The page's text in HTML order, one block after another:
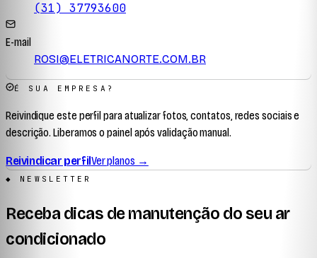
(31) 37793600
E-mail
ROSI@ELETRICANORTE.COM.BR
É SUA EMPRESA?
Reivindique este perfil para atualizar fotos, contatos, redes sociais e
descrição. Liberamos o painel após validação manual.
Reivindicar perfilVer planos →
◆ NEWSLETTER
Receba dicas de manutenção do seu ar
condicionado